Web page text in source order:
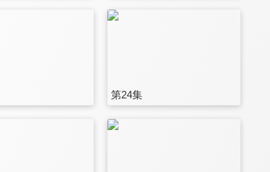
第24集